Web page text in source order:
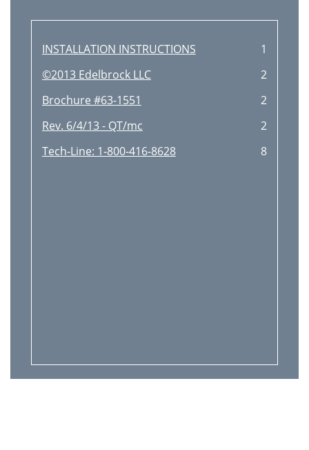
INSTALLATION INSTRUCTIONS
1
©2013 Edelbrock LLC
2
Brochure #63-1551
2
Rev. 6/4/13 - QT/mc
2
Tech-Line: 1-800-416-8628
8